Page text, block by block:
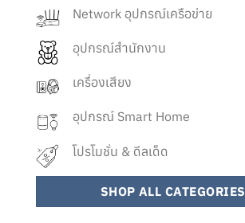
Network อุปกรณ์เครือข่าย
อุปกรณ์สำนักงาน
เครื่องเสียง
อุปกรณ์ Smart Home
โปรโมชั่น & ดีลเด็ด
SHOP ALL CATEGORIES